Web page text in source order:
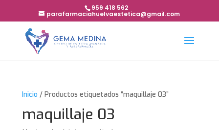
959 418 562
parafarmaciahuelvaestetica@gmail.com
Inicio / Productos etiquetados “maquillaje 03”
maquillaje 03